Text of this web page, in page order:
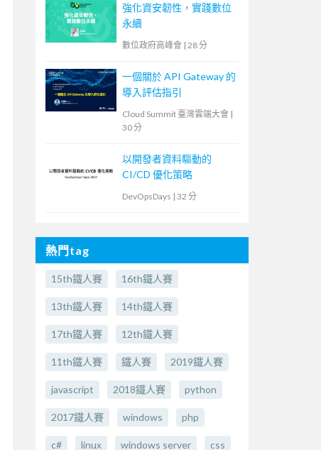
強化資安韌性，實踐數位
永續
數位政府高峰會 | 28 分
一個關於 API Gateway 的
導入評估指引
Cloud Summit 臺灣雲端大會 |
30 分
以開發者資料驅動的
CI/CD 優化策略
DevOpsDays | 32 分
熱門tag
15th鐵人賽 16th鐵人賽
13th鐵人賽 14th鐵人賽
17th鐵人賽 12th鐵人賽
11th鐵人賽 鐵人賽 2019鐵人賽
javascript 2018鐵人賽 python
2017鐵人賽 windows php
c# linux windows server css